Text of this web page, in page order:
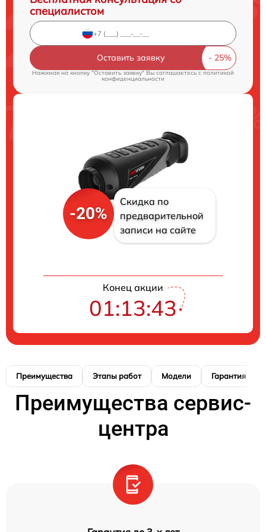
специалистом
Оставить заявку
Нажимая на кнопку "Оставить заявку" Вы соглашаетесь cполитикой
конфиденциальности
-20%
Скидка по
предварительной
записи на сайте
Конец акции
01:13:42
Преимущества Этапы работ Модели Гарантия
Преимущества сервис-
центра